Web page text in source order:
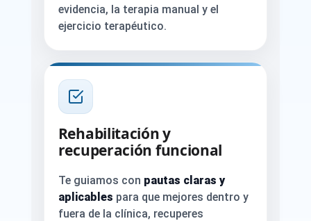
evidencia, la terapia manual y el
ejercicio terapéutico.
Rehabilitación y
recuperación funcional
Te guiamos con pautas claras y
aplicables para que mejores dentro y
fuera de la clínica, recuperes